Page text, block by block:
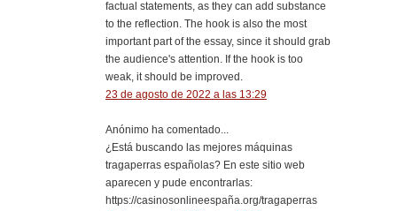
factual statements, as they can add substance
to the reflection. The hook is also the most
important part of the essay, since it should grab
the audience's attention. If the hook is too
weak, it should be improved.
23 de agosto de 2022 a las 13:29
Anónimo ha comentado...
¿Está buscando las mejores máquinas
tragaperras españolas? En este sitio web
aparecen y pude encontrarlas:
https://casinosonlineespaña.org/tragaperras